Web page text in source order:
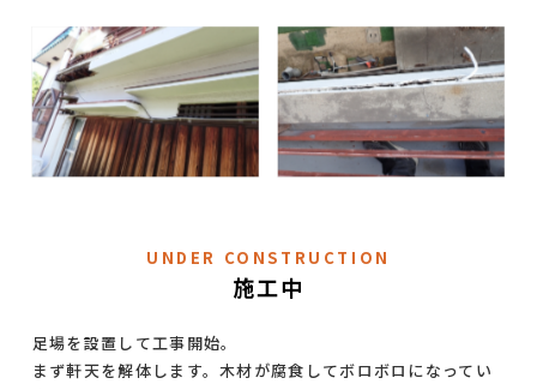
UNDER CONSTRUCTION
施工中
足場を設置して工事開始。
まず軒天を解体します。木材が腐食してボロボロになってい